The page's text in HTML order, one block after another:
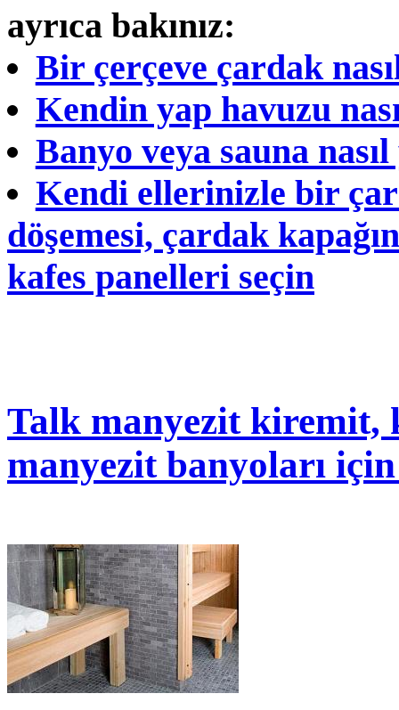
ayrıca bakınız:
Bir çerçeve çardak
Kendin yap havuzu
Banyo veya sauna nasıl
Kendi ellerinizle bir
döşemesi, çardak
kafes panelleri seçin
Talk manyezit kiremit,
manyezit banyoları